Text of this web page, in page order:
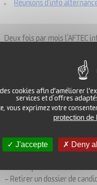
Réunions d'info alternance
Deux fois par mois l’AFTEC
modalités d’inscriptions, les
Cette réunion est obligatoire
Cette réunion d’une demi-
Voici les étapes détaillées, :
– Participer à une réunion
– Retirer un dossier de
cookies afin d'améliorer
services et d’offres
vous exprimez votre
protection de
J'accepte Deny